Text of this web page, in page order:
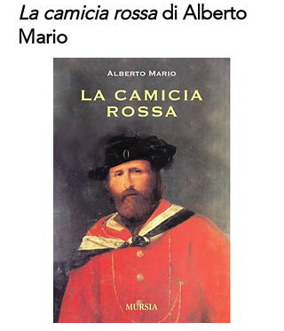
La camicia rossadi Alberto
Mario